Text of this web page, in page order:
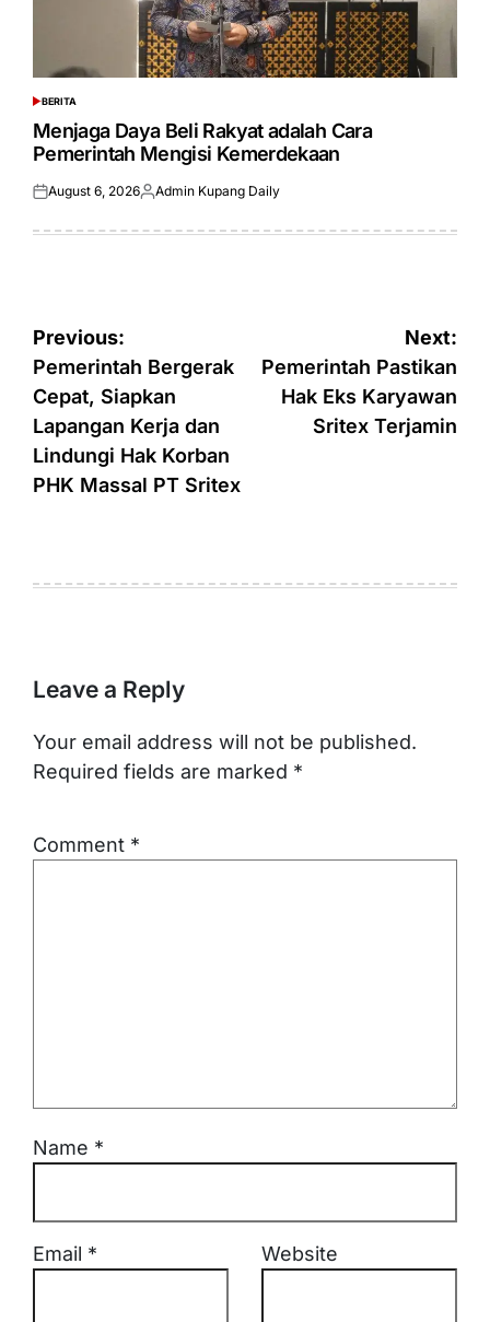
POSTED
IN
BERITA
Menjaga Daya Beli Rakyat adalah Cara
Pemerintah Mengisi Kemerdekaan
Posted
August 6, 2026Posted
Admin Kupang Daily
Post
navigation
Previous:
Pemerintah Bergerak
Cepat, Siapkan
Lapangan Kerja dan
Lindungi Hak Korban
PHK Massal PT Sritex
Next:
Pemerintah Pastikan
Hak Eks Karyawan
Sritex Terjamin
Leave a Reply
Your email address will not be published.
Required fields are marked *
Comment *
Name *
Email * Website